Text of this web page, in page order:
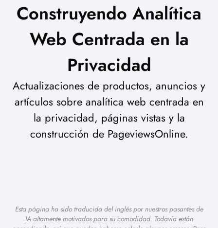
Construyendo Analítica
Web Centrada en la
Privacidad
Actualizaciones de productos, anuncios y
artículos sobre analítica web centrada en
la privacidad, páginas vistas y la
construcción de PageviewsOnline.
Esta página ha sido traducida del inglés por nuestros pasantes de
IA altamente motivados para su comodidad. Todavía están